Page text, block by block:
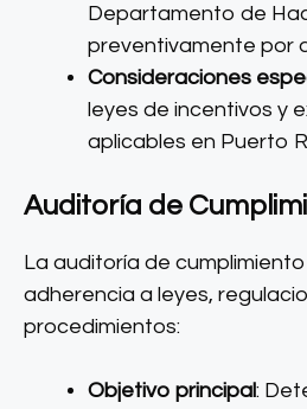
Departamento de
preventivamente por
Consideraciones
leyes de incentivos y
aplicables en Puerto
Auditoría de
La auditoría de
adherencia a leyes,
procedimientos:
Objetivo principal: